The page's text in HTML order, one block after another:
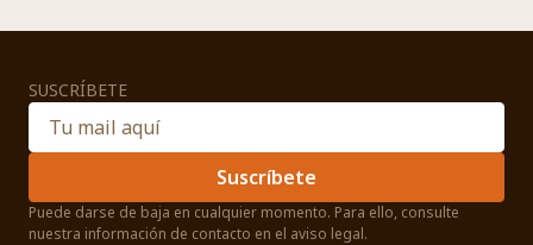
SUSCRÍBETE
Suscríbete
Puede darse de baja en cualquier momento. Para ello, consulte
nuestra información de contacto en el aviso legal.